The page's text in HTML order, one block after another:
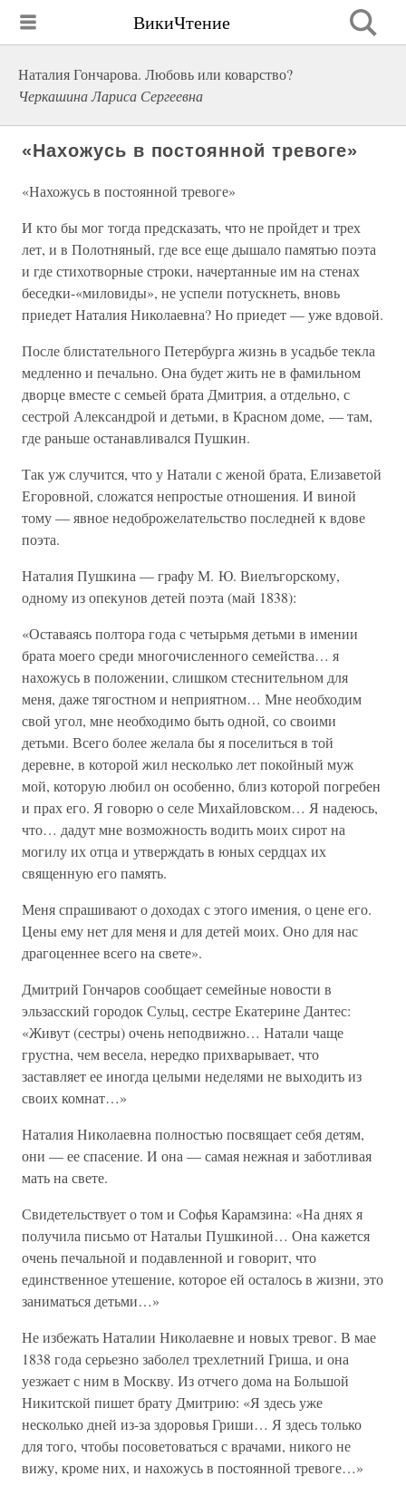
ВикиЧтение
Наталия Гончарова. Любовь или коварство?
Черкашина Лариса Сергеевна
«Нахожусь в постоянной тревоге»
«Нахожусь в постоянной тревоге»
И кто бы мог тогда предсказать, что не пройдет и трех
лет, и в Полотняный, где все еще дышало памятью поэта
и где стихотворные строки, начертанные им на стенах
беседки-«миловиды», не успели потускнеть, вновь
приедет Наталия Николаевна? Но приедет — уже вдовой.
После блистательного Петербурга жизнь в усадьбе текла
медленно и печально. Она будет жить не в фамильном
дворце вместе с семьей брата Дмитрия, а отдельно, с
сестрой Александрой и детьми, в Красном доме, — там,
где раньше останавливался Пушкин.
Так уж случится, что у Натали с женой брата, Елизаветой
Егоровной, сложатся непростые отношения. И виной
тому — явное недоброжелательство последней к вдове
поэта.
Наталия Пушкина — графу М. Ю. Виелъгорскому,
одному из опекунов детей поэта (май 1838):
«Оставаясь полтора года с четырьмя детьми в имении
брата моего среди многочисленного семейства… я
нахожусь в положении, слишком стеснительном для
меня, даже тягостном и неприятном… Мне необходим
свой угол, мне необходимо быть одной, со своими
детьми. Всего более желала бы я поселиться в той
деревне, в которой жил несколько лет покойный муж
мой, которую любил он особенно, близ которой погребен
и прах его. Я говорю о селе Михайловском… Я надеюсь,
что… дадут мне возможность водить моих сирот на
могилу их отца и утверждать в юных сердцах их
священную его память.
Меня спрашивают о доходах с этого имения, о цене его.
Цены ему нет для меня и для детей моих. Оно для нас
драгоценнее всего на свете».
Дмитрий Гончаров сообщает семейные новости в
эльзасский городок Сульц, сестре Екатерине Дантес:
«Живут (сестры) очень неподвижно… Натали чаще
грустна, чем весела, нередко прихварывает, что
заставляет ее иногда целыми неделями не выходить из
своих комнат…»
Наталия Николаевна полностью посвящает себя детям,
они — ее спасение. И она — самая нежная и заботливая
мать на свете.
Свидетельствует о том и Софья Карамзина: «На днях я
получила письмо от Натальи Пушкиной… Она кажется
очень печальной и подавленной и говорит, что
единственное утешение, которое ей осталось в жизни, это
заниматься детьми…»
Не избежать Наталии Николаевне и новых тревог. В мае
1838 года серьезно заболел трехлетний Гриша, и она
уезжает с ним в Москву. Из отчего дома на Большой
Никитской пишет брату Дмитрию: «Я здесь уже
несколько дней из-за здоровья Гриши… Я здесь только
для того, чтобы посоветоваться с врачами, никого не
вижу, кроме них, и нахожусь в постоянной тревоге…»